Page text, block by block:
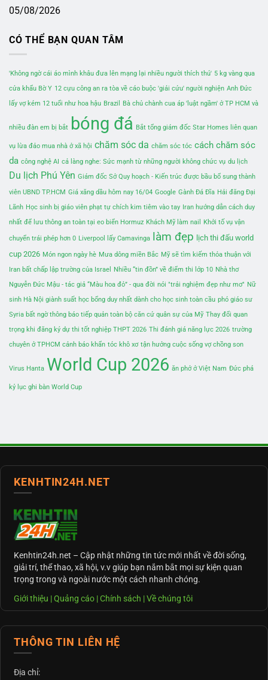
05/08/2026
CÓ THỂ BẠN QUAN TÂM
'Không ngờ cái áo mình khâu đưa lên mạng lại nhiều người thích thú' 5 kg vàng qua
cửa khẩu Bờ Y 12 cựu công an ra tòa về cáo buộc 'giải cứu' người nghiện Anh Đức
lấy vợ kém 12 tuổi như hoa hậu Brazil Bà chủ chành cua áp 'luật ngầm' ở TP HCM và
nhiều đàn em bị bắt bóng đá Bắt tổng giám đốc Star Homes liên quan
vụ lừa đảo mua nhà ở xã hội chăm sóc da chăm sóc tóc cách chăm sóc
da công nghệ AI cả làng nghe: Sức mạnh từ những người không chức vụ du lịch
Du lịch Phú Yên Giám đốc Sở Quy hoạch - Kiến trúc được bầu bổ sung thành
viên UBND TP.HCM Giá xăng dầu hôm nay 16/04 Google Gành Đá Đĩa Hải đăng Đại
Lãnh Học sinh bị giáo viên phạt tự chích kim tiêm vào tay Iran hướng dẫn cách duy
nhất để lưu thông an toàn tại eo biển Hormuz Khách Mỹ làm nail Khởi tố vụ vận
chuyển trái phép hơn 0 Liverpool lấy Camavinga làm đẹp lịch thi đấu world
cup 2026 Món ngon ngày hè Mưa dông miền Bắc Mỹ sẽ tìm kiếm thỏa thuận với
Iran bất chấp lập trường của Israel
Nhiều “tin đồn” về điểm thi lớp 10 Nhà thơ
Nguyễn Đức Mậu - tác giả “Màu hoa đỏ” - qua đời nói "trải nghiệm đẹp như mơ" Nữ
sinh Hà Nội giành suất học bổng duy nhất dành cho học sinh toàn cầu phó giáo sư
Syria bất ngờ thông báo tiếp quản toàn bộ căn cứ quân sự của Mỹ Thay đổi quan
trọng khi đăng ký dự thi tốt nghiệp THPT 2026 Thi đánh giá năng lực 2026 trường
chuyên ở TPHCM cảnh báo khẩn tóc khô xơ tận hưởng cuộc sống vợ chồng son
Virus Hanta World Cup 2026 ăn phở ở Việt Nam Đức phá
kỷ lục ghi bàn World Cup
KENHTIN24H.NET
Kenhtin24h.net – Cập nhật những tin tức mới nhất về đời sống,
giải trí, thể thao, xã hội, v.v giúp bạn nắm bắt mọi sự kiện quan
trọng trong và ngoài nước một cách nhanh chóng.
Giới thiệu |Quảng cáo |Chính sách |Về chúng tôi
THÔNG TIN LIÊN HỆ
Địa chỉ: